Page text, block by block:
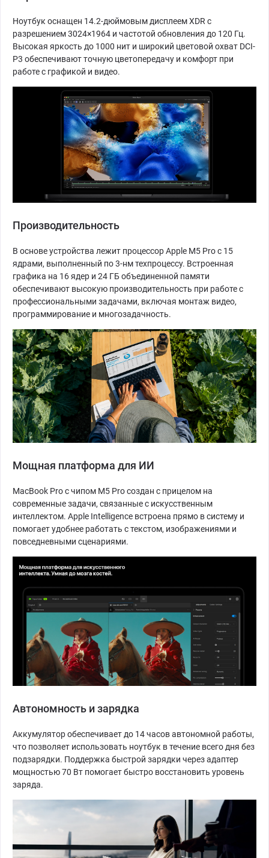
Ноутбук оснащен 14.2-дюймовым дисплеем XDR с
разрешением 3024×1964 и частотой обновления до 120 Гц.
Высокая яркость до 1000 нит и широкий цветовой охват DCI-
P3 обеспечивают точную цветопередачу и комфорт при
работе с графикой и видео.
Производительность
В основе устройства лежит процессор Apple M5 Pro с 15
ядрами, выполненный по 3-нм техпроцессу. Встроенная
графика на 16 ядер и 24 ГБ объединенной памяти
обеспечивают высокую производительность при работе с
профессиональными задачами, включая монтаж видео,
программирование и многозадачность.
Мощная платформа для ИИ
MacBook Pro с чипом M5 Pro создан с прицелом на
современные задачи, связанные с искусственным
интеллектом. Apple Intelligence встроена прямо в систему и
помогает удобнее работать с текстом, изображениями и
повседневными сценариями.
Автономность и зарядка
Аккумулятор обеспечивает до 14 часов автономной работы,
что позволяет использовать ноутбук в течение всего дня без
подзарядки. Поддержка быстрой зарядки через адаптер
мощностью 70 Вт помогает быстро восстановить уровень
заряда.